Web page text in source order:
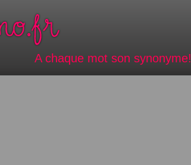
A chaque mot son synonyme!